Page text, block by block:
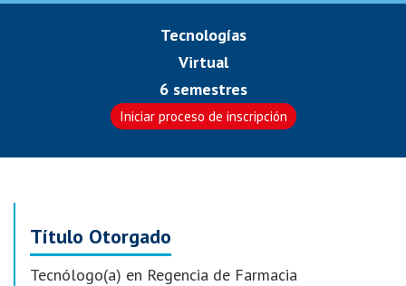
Tecnologías
Virtual
6 semestres
Iniciar proceso de inscripción
Título Otorgado
Tecnólogo(a) en Regencia de Farmacia